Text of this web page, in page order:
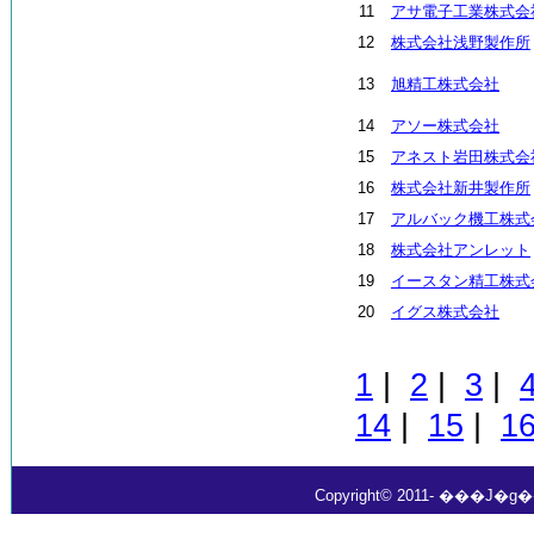
11
アサ電子工業株式会
12
株式会社浅野製作所
13 旭精工株式会社
14
アソー株式会社
15
アネスト岩田株式会
16
株式会社新井製作所
17
アルバック機工株式
18
株式会社アンレット
19
イースタン精工株式
20
イグス株式会社
1 | 2 | 3 |
14 | 15 |
Copyright© 2011-